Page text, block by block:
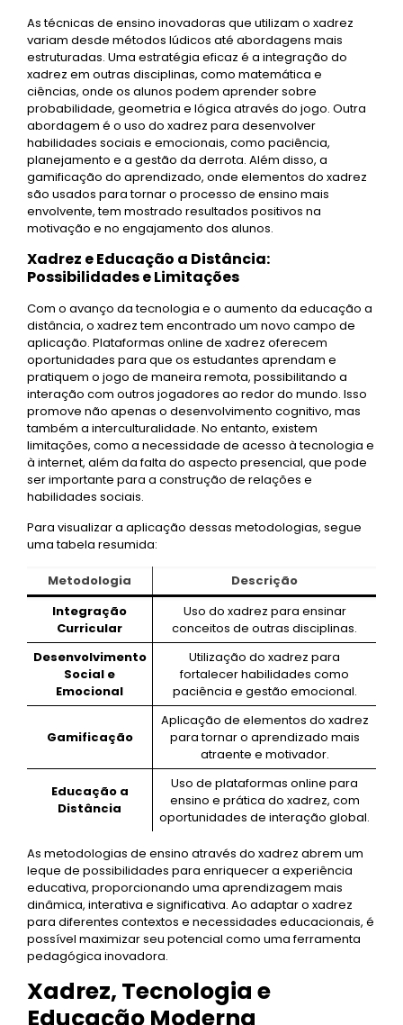
As técnicas de ensino inovadoras que utilizam o xadrez
variam desde métodos lúdicos até abordagens mais
estruturadas. Uma estratégia eficaz é a integração do
xadrez em outras disciplinas, como matemática e
ciências, onde os alunos podem aprender sobre
probabilidade, geometria e lógica através do jogo. Outra
abordagem é o uso do xadrez para desenvolver
habilidades sociais e emocionais, como paciência,
planejamento e a gestão da derrota. Além disso, a
gamificação do aprendizado, onde elementos do xadrez
são usados para tornar o processo de ensino mais
envolvente, tem mostrado resultados positivos na
motivação e no engajamento dos alunos.
Xadrez e Educação a Distância:
Possibilidades e Limitações
Com o avanço da tecnologia e o aumento da educação a
distância, o xadrez tem encontrado um novo campo de
aplicação. Plataformas online de xadrez oferecem
oportunidades para que os estudantes aprendam e
pratiquem o jogo de maneira remota, possibilitando a
interação com outros jogadores ao redor do mundo. Isso
promove não apenas o desenvolvimento cognitivo, mas
também a interculturalidade. No entanto, existem
limitações, como a necessidade de acesso à tecnologia e
à internet, além da falta do aspecto presencial, que pode
ser importante para a construção de relações e
habilidades sociais.
Para visualizar a aplicação dessas metodologias, segue
uma tabela resumida:
Metodologia
Descrição
Integração
Curricular
Uso do xadrez para ensinar
conceitos de outras disciplinas.
Desenvolvimento
Social e
Emocional
Utilização do xadrez para
fortalecer habilidades como
paciência e gestão emocional.
Gamificação
Aplicação de elementos do xadrez
para tornar o aprendizado mais
atraente e motivador.
Educação a
Distância
Uso de plataformas online para
ensino e prática do xadrez, com
oportunidades de interação global.
As metodologias de ensino através do xadrez abrem um
leque de possibilidades para enriquecer a experiência
educativa, proporcionando uma aprendizagem mais
dinâmica, interativa e significativa. Ao adaptar o xadrez
para diferentes contextos e necessidades educacionais, é
possível maximizar seu potencial como uma ferramenta
pedagógica inovadora.
Xadrez, Tecnologia e
Educação Moderna